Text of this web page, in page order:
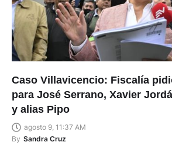
Caso Villavicencio: Fiscalía
para José Serrano, Xavier
y alias Pipo
agosto 9, 11:37 AM
By Sandra Cruz